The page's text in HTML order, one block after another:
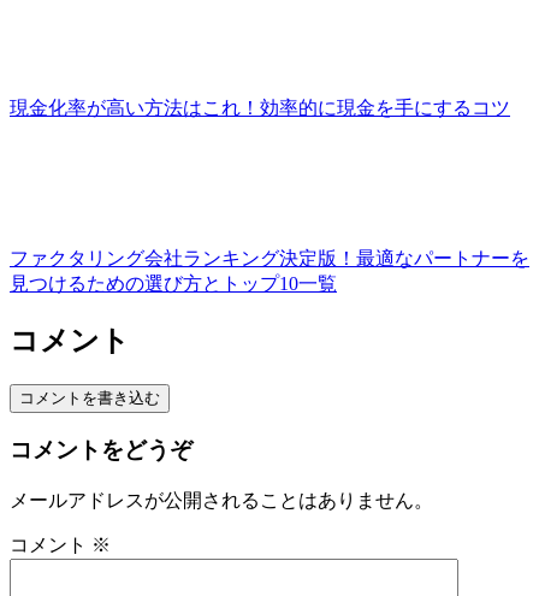
現金化率が高い方法はこれ！効率的に現金を手にするコツ
ファクタリング会社ランキング決定版！最適なパートナーを
見つけるための選び方とトップ10一覧
コメント
コメントを書き込む
コメントをどうぞ
メールアドレスが公開されることはありません。
コメント ※